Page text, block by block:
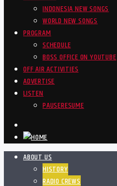
INDONESIA NEW SONGS
WORLD NEW SONGS
PROGRAM
SCHEDULE
BOSS OFFICE ON YOUTUBE
OFF AIR ACTIVITIES
ADVERTISE
LISTEN
PAUSERESUME
ABOUT US
HISTORY
RADIO CREWS